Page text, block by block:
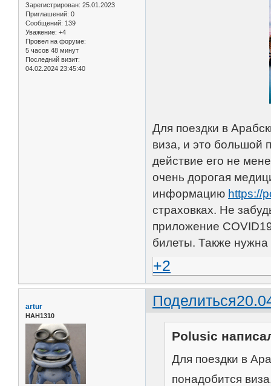
Зарегистрирован: 25.01.2023
Приглашений: 0
Сообщений: 139
Уважение: +4
Провел на форуме:
5 часов 48 минут
Последний визит:
04.02.2024 23:45:40
Для поездки в
виза, и это большой
действие его не
очень дорогая
информацию https://
страховках. Не
приложение
билеты. Также
+2
Поделиться
artur
НАН1310
Polusic
Для поездки в
понадобится